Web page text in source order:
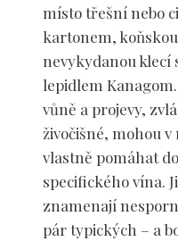
místo třešní nebo
kartonem,
nevykydanou klecí
lepidlem
vůně a projevy,
živočišné, mohou
vlastně pomáhat
specifického vína.
znamenají
pár typických – a